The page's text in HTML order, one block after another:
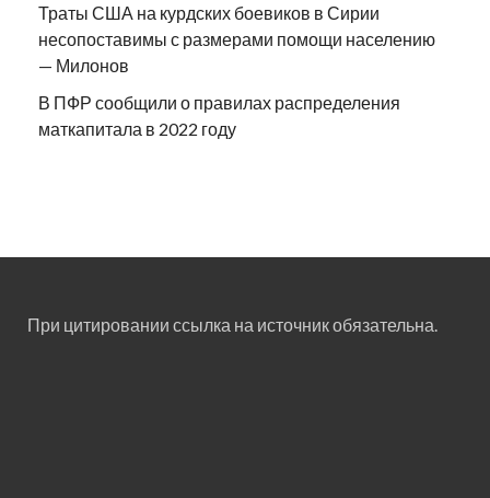
Траты США на курдских боевиков в Сирии
несопоставимы с размерами помощи населению
— Милонов
В ПФР сообщили о правилах распределения
маткапитала в 2022 году
При цитировании ссылка на источник обязательна.